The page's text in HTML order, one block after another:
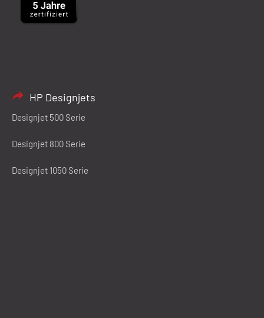
HP Designjets
Designjet 500 Serie
Designjet 800 Serie
Designjet 1050 Serie